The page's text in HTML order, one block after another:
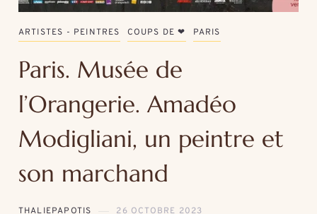
ARTISTES - PEINTRES COUPS DE ❤ PARIS
Paris. Musée de
l’Orangerie. Amadéo
Modigliani, un peintre et
son marchand
THALIEPAPOTIS 26 OCTOBRE 2023